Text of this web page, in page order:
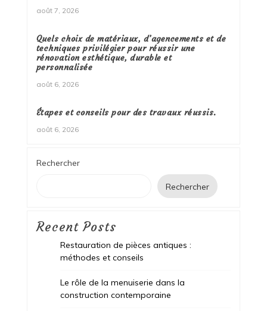
août 7, 2026
Quels choix de matériaux, d’agencements et de
techniques privilégier pour réussir une
rénovation esthétique, durable et
personnalisée
août 6, 2026
Étapes et conseils pour des travaux réussis.
août 6, 2026
Rechercher
Rechercher
Recent Posts
Restauration de pièces antiques :
méthodes et conseils
Le rôle de la menuiserie dans la
construction contemporaine